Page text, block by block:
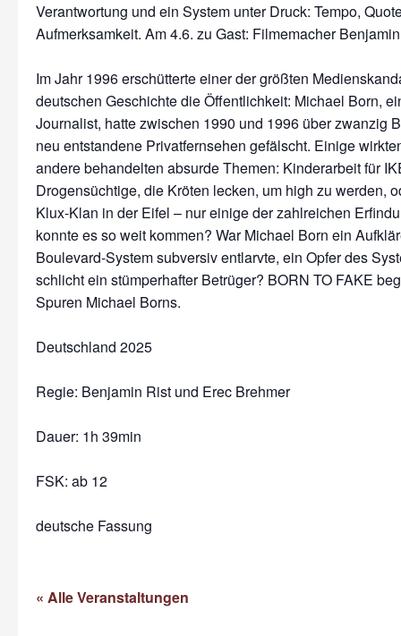
Verantwortung und ein System unter Druck: Tempo,
Aufmerksamkeit. Am 4.6. zu Gast: Filmemacher
Im Jahr 1996 erschütterte einer der größten
deutschen Geschichte die Öffentlichkeit: Michael Born,
Journalist, hatte zwischen 1990 und 1996 über zwanzig
neu entstandene Privatfernsehen gefälscht. Einige
andere behandelten absurde Themen: Kinderarbeit für
Drogensüchtige, die Kröten lecken, um high zu werden,
Klux-Klan in der Eifel – nur einige der zahlreichen
konnte es so weit kommen? War Michael Born ein
Boulevard-System subversiv entlarvte, ein Opfer des
schlicht ein stümperhafter Betrüger? BORN TO FAKE
Spuren Michael Borns.
Deutschland 2025
Regie: Benjamin Rist und Erec Brehmer
Dauer: 1h 39min
FSK: ab 12
deutsche Fassung
« Alle Veranstaltungen